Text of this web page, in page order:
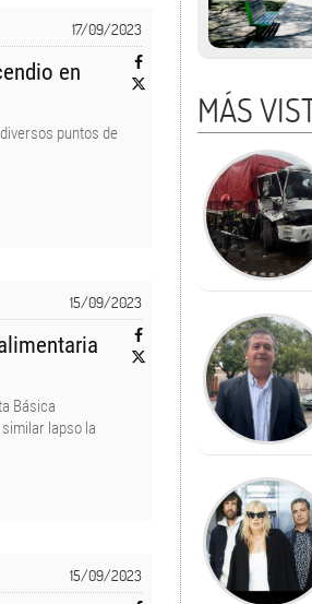
17/09/2023
en
puntos de
15/09/2023
Básica
lapso la
15/09/2023
MÁS